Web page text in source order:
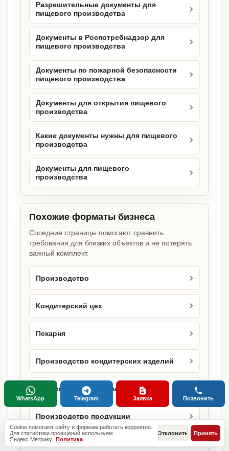
Разрешительные документы для
пищевого производства
Документы в Роспотребнадзор для
пищевого производства
Документы по пожарной безопасности
пищевого производства
Документы для открытия пищевого
производства
Какие документы нужны для пищевого
производства
Документы для пищевого
производства
Похожие форматы бизнеса
Соседние страницы помогают сравнить
требования для близких объектов и не потерять
важный комплект.
Производство
Кондитерский цех
Пекарня
Производство кондитерских изделий
Производство полуфабрикатов
Производство продукции
Cookie помогают сайту и формам работать корректно.
Для статистики посещений используем
Яндекс.Метрику. Политика
Отклонить Принять
WhatsApp Telegram Заявка Позвонить